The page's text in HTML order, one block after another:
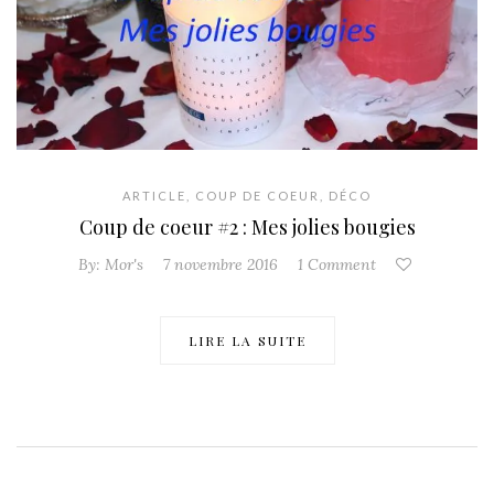
ARTICLE COUP DE COEUR DÉCO
Coup de coeur #2 : Mes jolies bougies
By: Mor's 7 novembre 2016 1 Comment
LIRE LA SUITE